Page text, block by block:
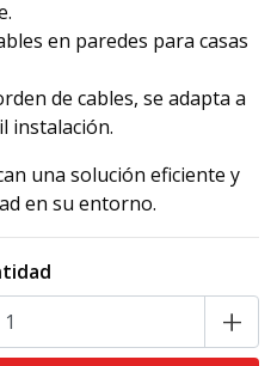
en paredes para casas
de cables, se adapta a
instalación.
una solución eficiente y
en su entorno.
+